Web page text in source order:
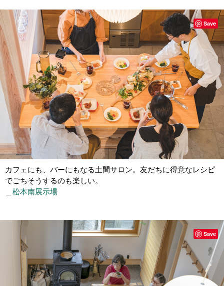
カフェにも、バーにもなる土間サロン。友だちに得意なレシピ
でごちそうするのも楽しい。
松本南展示場
Save
Save